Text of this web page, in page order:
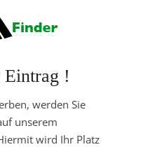
!
werden Sie
unserem
wird Ihr Platz